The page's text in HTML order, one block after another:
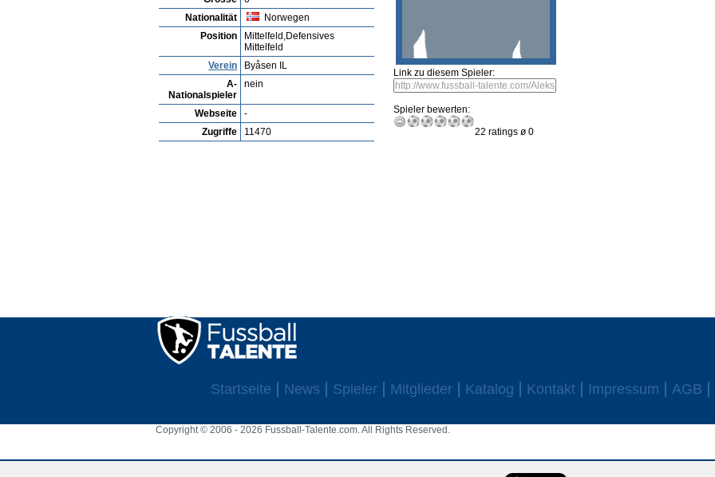
Nationalität
Norwegen
Position
Mittelfeld,Defensives
Mittelfeld
Verein
Byåsen IL
A-
Nationalspieler
nein
Webseite
-
Zugriffe
11470
Link zu diesem Spieler:
Spieler bewerten:
22 ratings ø 0
Startseite News Spieler Mitglieder Katalog Kontakt Impressum AGB
Copyright © 2006 - 2026 Fussball-Talente.com. All Rights Reserved.